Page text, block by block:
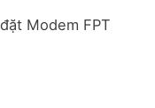
Modem FPT